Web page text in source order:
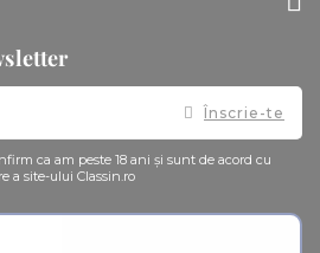
Înscrie-te
ca am peste 18 ani și sunt de acord cu
a site-ului Classin.ro